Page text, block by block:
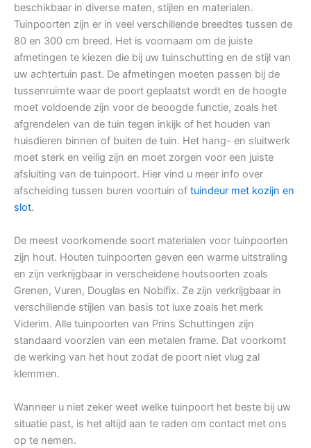
beschikbaar in diverse maten, stijlen en materialen.
Tuinpoorten zijn er in veel verschillende breedtes tussen de
80 en 300 cm breed. Het is voornaam om de juiste
afmetingen te kiezen die bij uw tuinschutting en de stijl van
uw achtertuin past. De afmetingen moeten passen bij de
tussenruimte waar de poort geplaatst wordt en de hoogte
moet voldoende zijn voor de beoogde functie, zoals het
afgrendelen van de tuin tegen inkijk of het houden van
huisdieren binnen of buiten de tuin. Het hang- en sluitwerk
moet sterk en veilig zijn en moet zorgen voor een juiste
afsluiting van de tuinpoort. Hier vind u meer info over
afscheiding tussen buren voortuin of tuindeur met kozijn en
slot.
De meest voorkomende soort materialen voor tuinpoorten
zijn hout. Houten tuinpoorten geven een warme uitstraling
en zijn verkrijgbaar in verscheidene houtsoorten zoals
Grenen, Vuren, Douglas en Nobifix. Ze zijn verkrijgbaar in
verschillende stijlen van basis tot luxe zoals het merk
Viderim. Alle tuinpoorten van Prins Schuttingen zijn
standaard voorzien van een metalen frame. Dat voorkomt
de werking van het hout zodat de poort niet vlug zal
klemmen.
Wanneer u niet zeker weet welke tuinpoort het beste bij uw
situatie past, is het altijd aan te raden om contact met ons
op te nemen.